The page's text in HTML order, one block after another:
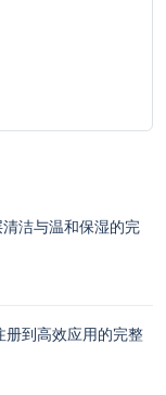
洁与温和保湿的完
册到高效应用的完整